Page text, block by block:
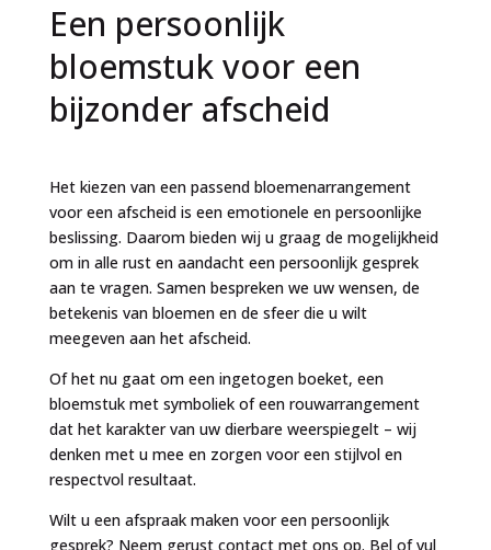
Een persoonlijk
bloemstuk voor een
bijzonder afscheid
Het kiezen van een passend bloemenarrangement
voor een afscheid is een emotionele en persoonlijke
beslissing. Daarom bieden wij u graag de mogelijkheid
om in alle rust en aandacht een persoonlijk gesprek
aan te vragen. Samen bespreken we uw wensen, de
betekenis van bloemen en de sfeer die u wilt
meegeven aan het afscheid.
Of het nu gaat om een ingetogen boeket, een
bloemstuk met symboliek of een rouwarrangement
dat het karakter van uw dierbare weerspiegelt – wij
denken met u mee en zorgen voor een stijlvol en
respectvol resultaat.
Wilt u een afspraak maken voor een persoonlijk
gesprek? Neem gerust contact met ons op. Bel of vul